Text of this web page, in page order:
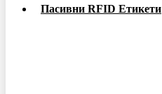
Пасивни RFID Етикети